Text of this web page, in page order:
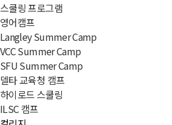
스쿨링 프로그램
영어캠프
Langley Summer Camp
VCC Summer Camp
SFU Summer Camp
델타 교육청 캠프
하이로드 스쿨링
ILSC 캠프